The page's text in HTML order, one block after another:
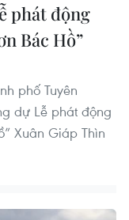
phát động
Bác Hồ”
phố Tuyên
dự Lễ phát động
Xuân Giáp Thìn